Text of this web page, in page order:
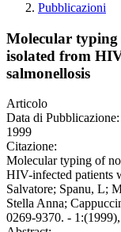
Pubblicazioni
Molecular typing
isolated from
salmonellosis
Articolo
Data di Pubblicazione:
1999
Citazione:
Molecular typing of
HIV-infected patients
Salvatore; Spanu, L;
Stella Anna;
0269-9370. -